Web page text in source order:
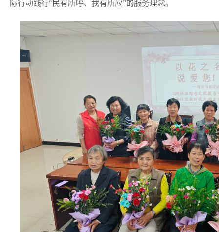
际行动践行“民有所呼、我有所应”的服务理念。